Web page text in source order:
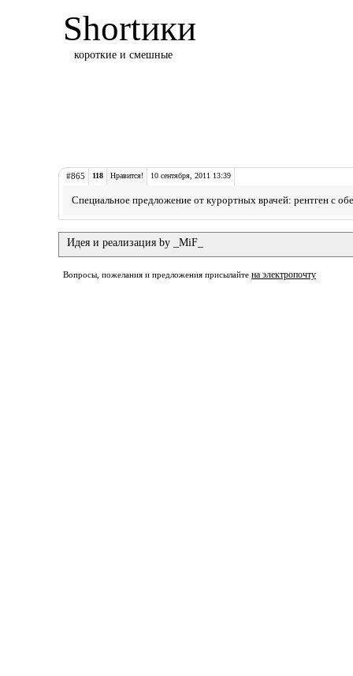
Shortики
короткие и смешные
#865 118 Нравится! 10 сентября, 2011 13:39
Специальное предложение от курортных врачей: рентген с
Идея и реализация by _MiF_
Вопросы, пожелания и предложения присылайте на электропочту